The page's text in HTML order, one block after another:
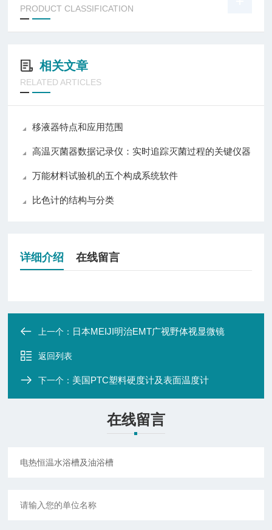
PRODUCT CLASSIFICATION
相关文章
RELATED ARTICLES
移液器特点和应用范围
高温灭菌器数据记录仪：实时追踪灭菌过程的关键仪器
万能材料试验机的五个构成系统软件
比色计的结构与分类
详细介绍 在线留言
上一个： 日本MEIJI明治EMT广视野体视显微镜
返回列表
下一个： 美国PTC塑料硬度计及表面温度计
在线留言